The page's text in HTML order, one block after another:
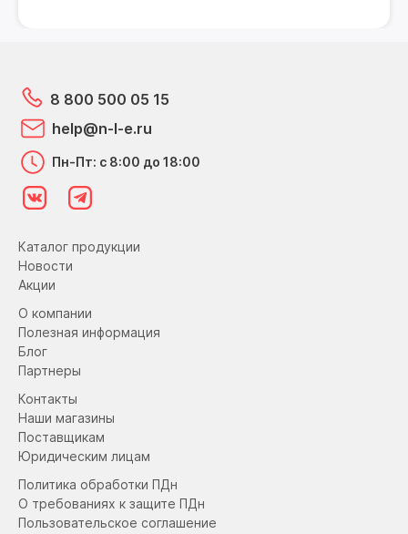
Каталог продукции
Новости
Акции
О компании
Полезная информация
Блог
Партнеры
Контакты
Наши магазины
Поставщикам
Юридическим лицам
Политика обработки ПДн
О требованиях к защите ПДн
Пользовательское соглашение
8 800 500 05 15
help@n-l-e.ru
Пн-Пт: с 8:00 до 18:00